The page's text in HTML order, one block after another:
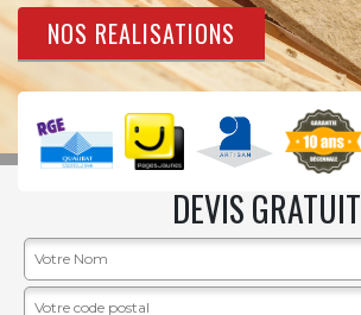
NOS REALISATIONS
DEVIS GRATUIT